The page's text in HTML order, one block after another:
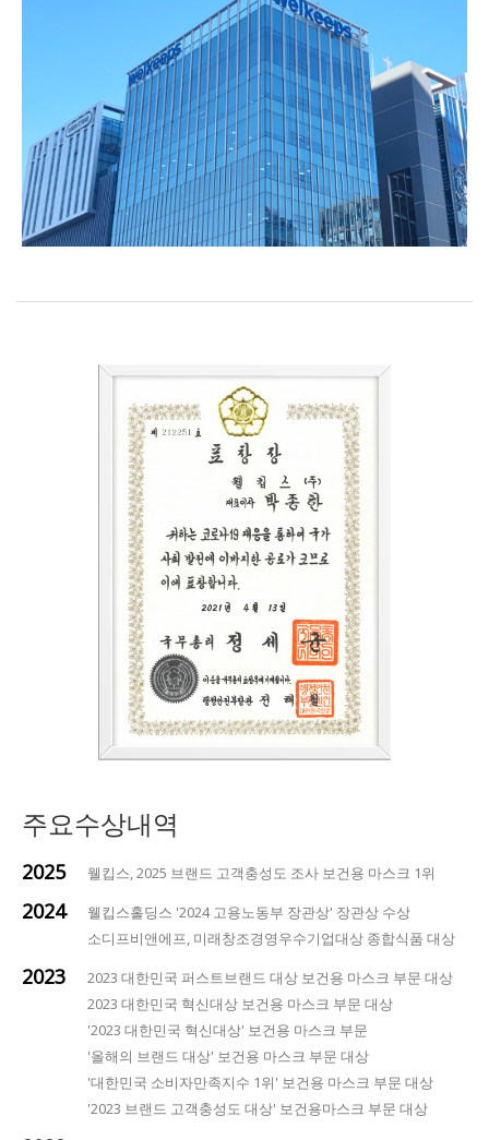
주요수상내역
2025 웰킵스, 2025 브랜드 고객충성도 조사 보건용 마스크 1위
2024
웰킵스홀딩스 '2024 고용노동부 장관상' 장관상 수상
소디프비앤에프, 미래창조경영우수기업대상 종합식품 대상
2023
2023 대한민국 퍼스트브랜드 대상 보건용 마스크 부문 대상
2023 대한민국 혁신대상 보건용 마스크 부문 대상
'2023 대한민국 혁신대상' 보건용 마스크 부문
'올해의 브랜드 대상' 보건용 마스크 부문 대상
'대한민국 소비자만족지수 1위' 보건용 마스크 부문 대상
'2023 브랜드 고객충성도 대상' 보건용마스크 부문 대상